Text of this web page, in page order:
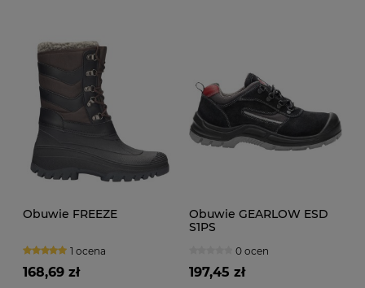
Obuwie FREEZE
1 ocena
168,69 zł
Obuwie GEARLOW ESD
S1PS
0 ocen
197,45 zł